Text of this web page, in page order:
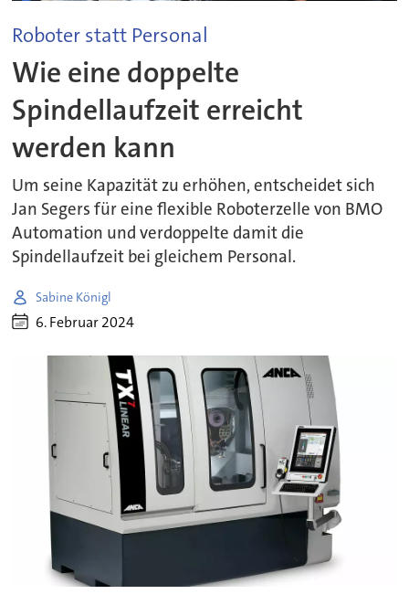
Roboter statt Personal
Wie eine doppelte
Spindellaufzeit erreicht
werden kann
Um seine Kapazität zu erhöhen, entscheidet sich
Jan Segers für eine flexible Roboterzelle von BMO
Automation und verdoppelte damit die
Spindellaufzeit bei gleichem Personal.
Sabine Königl
6. Februar 2024